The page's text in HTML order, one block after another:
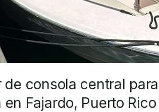
de consola central
en Fajardo, Puerto